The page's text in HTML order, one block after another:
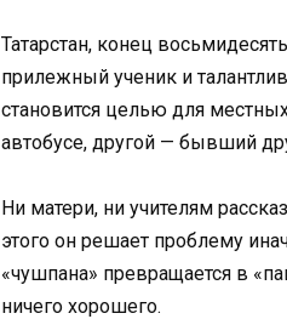
Татарстан, конец
прилежный ученик и
становится целью для
автобусе, другой — бывший
Ни матери, ни учителям
этого он решает проблему
«чушпана» превращается в
ничего хорошего.